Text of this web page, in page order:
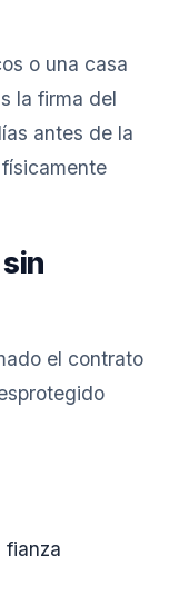
o una casa
la firma del
antes de la
el contrato
fianza